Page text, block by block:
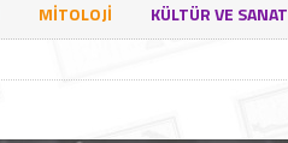
MITOLOJI KÜLTÜR VE SANAT